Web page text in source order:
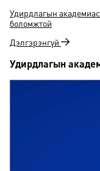
Удирдлагын академиас
боломжтой
Дэлгэрэнгүй
Удирдлагын